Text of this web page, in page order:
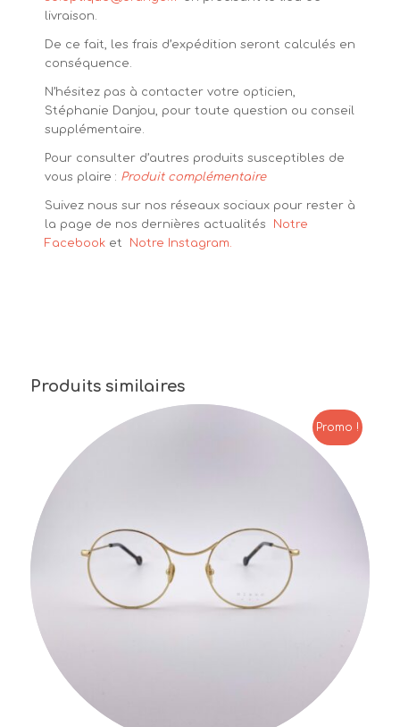
livraison.
De ce fait, les frais d’expédition seront calculés en
conséquence.
N’hésitez pas à contacter votre opticien,
Stéphanie Danjou, pour toute question ou conseil
supplémentaire.
Pour consulter d’autres produits susceptibles de
vous plaire : Produit complémentaire
Suivez nous sur nos réseaux sociaux pour rester à
la page de nos dernières actualités
Notre
Facebooket Notre Instagram.
Produits similaires
Promo !